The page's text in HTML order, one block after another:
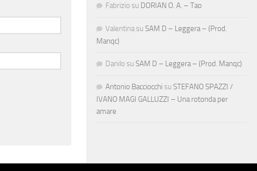
Fabrizio su DORIAN O. A. – Tao
Valentina su SAM D – Leggera – (Prod.
Manqc)
Danilo su SAM D – Leggera – (Prod. Manqc)
Antonio Bacciocchi su STEFANO SPAZZI /
IVANO MAGI GALLUZZI – Una rotonda per
amare